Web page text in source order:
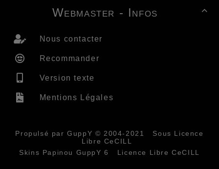

Webmaster - Infos
Nous contacter
Recommander
Version texte
Mentions Légales
Propulsé par GuppY © 2004-2021
Sous Licence
Libre CeCILL
Skins Papinou GuppY 6
Licence Libre CeCILL